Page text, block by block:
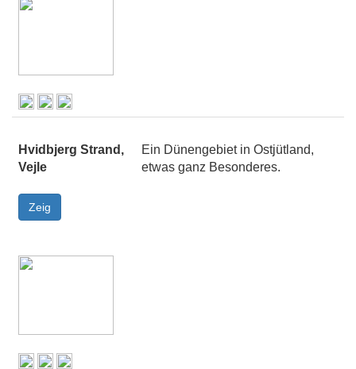
Hvidbjerg Strand,
Vejle
Ein Dünengebiet in Ostjütland,
etwas ganz Besonderes.